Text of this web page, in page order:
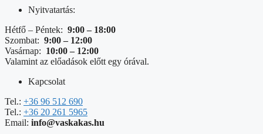
Nyitvatartás:
Hétfő – Péntek: 9:00 – 18:00
Szombat: 9:00 – 12:00
Vasárnap: 10:00 – 12:00
Valamint az előadások előtt egy órával.
Kapcsolat
Tel.: +36 96 512 690
Tel.: +36 20 261 5965
Email: info@vaskakas.hu